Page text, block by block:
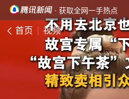
· 获取全网一手热点
首页 视频